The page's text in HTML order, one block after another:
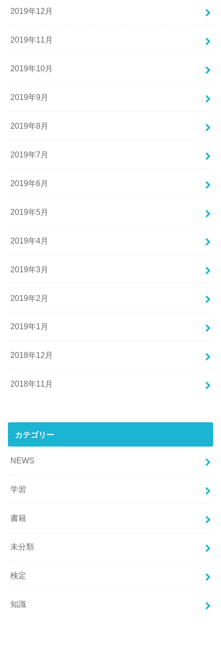
2019年12月
2019年11月
2019年10月
2019年9月
2019年8月
2019年7月
2019年6月
2019年5月
2019年4月
2019年3月
2019年2月
2019年1月
2018年12月
2018年11月
カテゴリー
NEWS
学習
書籍
未分類
検定
知識